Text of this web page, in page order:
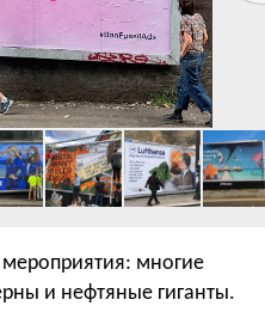
многие
и нефтяные гиганты.